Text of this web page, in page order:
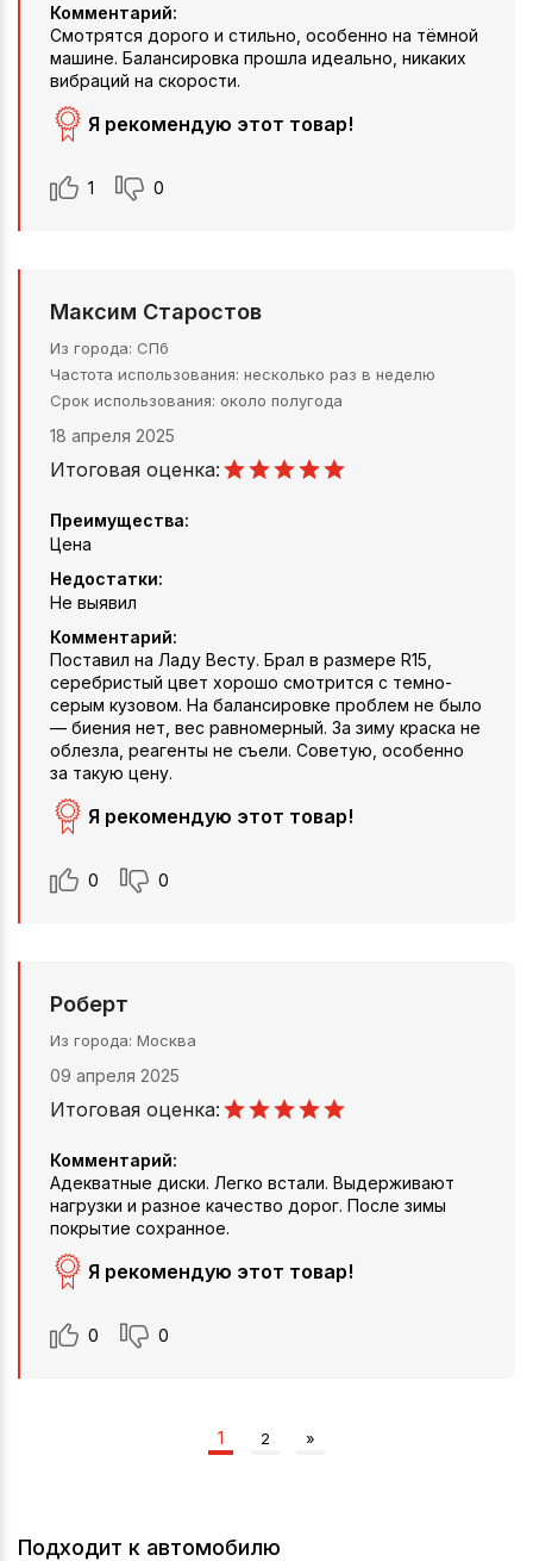
Комментарий:
Смотрятся дорого и стильно, особенно на тёмной
машине. Балансировка прошла идеально, никаких
вибраций на скорости.
Я рекомендую этот товар!
1 0
Максим Старостов
Из города СПб
Частота использования несколько раз в неделю
Срок использования около полугода
18 апреля 2025
Итоговая оценка:
Преимущества:
Цена
Недостатки:
Не выявил
Комментарий:
Поставил на Ладу Весту. Брал в размере R15,
серебристый цвет хорошо смотрится с темно-
серым кузовом. На балансировке проблем не было
— биения нет, вес равномерный. За зиму краска не
облезла, реагенты не съели. Советую, особенно
за такую цену.
Я рекомендую этот товар!
0 0
Роберт
Из города Москва
09 апреля 2025
Итоговая оценка:
Комментарий:
Адекватные диски. Легко встали. Выдерживают
нагрузки и разное качество дорог. После зимы
покрытие сохранное.
Я рекомендую этот товар!
0 0
1 2 »
Подходит к автомобилю